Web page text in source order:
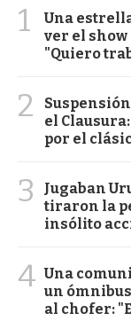
1
Una
ver el show
"Quiero
2
el
por el
3
Jugaban
tiraron la
insólito
4 Una
un
al chofer: